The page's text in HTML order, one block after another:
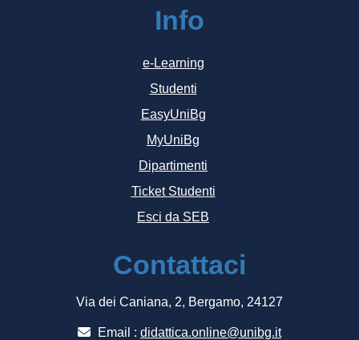
Info
e-Learning
Studenti
EasyUniBg
MyUniBg
Dipartimenti
Ticket Studenti
Esci da SEB
Contattaci
Via dei Caniana, 2, Bergamo, 24127
Email : didattica.online@unibg.it